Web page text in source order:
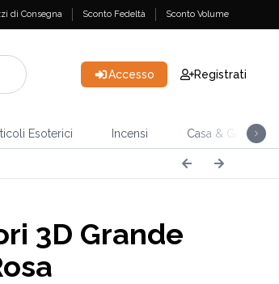
di Consegna Sconto Fedeltà Sconto Volume
Accesso Registrati
Esoterici Incensi Casa & Giardino
3D Grande